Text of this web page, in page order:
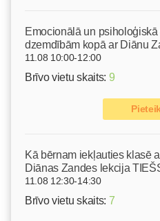
Emocionālā un
dzemdībām kopā ar Diānu
11.08 10:00-12:00
Brīvo vietu skaits: 9
Kā bērnam iekļauties klasē
Diānas Zandes lekcija
11.08 12:30-14:30
Brīvo vietu skaits: 7